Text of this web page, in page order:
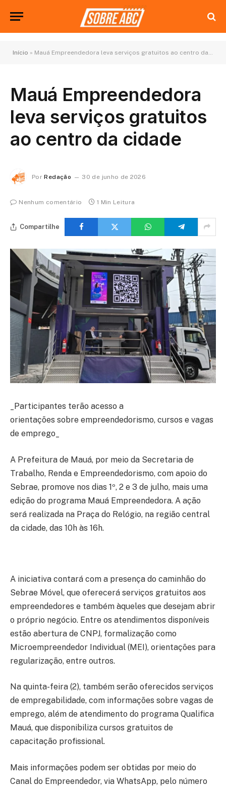
Início » Mauá Empreendedora leva serviços gratuitos ao centro da cidade
Mauá Empreendedora
leva serviços gratuitos
ao centro da cidade
Por Redação 30 de junho de 2026
Nenhum comentário 1 Min Leitura
Compartilhe
_Participantes terão acesso a
orientações sobre empreendedorismo, cursos e vagas
de emprego_
A Prefeitura de Mauá, por meio da Secretaria de
Trabalho, Renda e Empreendedorismo, com apoio do
Sebrae, promove nos dias 1º, 2 e 3 de julho, mais uma
edição do programa Mauá Empreendedora. A ação
será realizada na Praça do Relógio, na região central
da cidade, das 10h às 16h.
A iniciativa contará com a presença do caminhão do
Sebrae Móvel, que oferecerá serviços gratuitos aos
empreendedores e também àqueles que desejam abrir
o próprio negócio. Entre os atendimentos disponíveis
estão abertura de CNPJ, formalização como
Microempreendedor Individual (MEI), orientações para
regularização, entre outros.
Na quinta-feira (2), também serão oferecidos serviços
de empregabilidade, com informações sobre vagas de
emprego, além de atendimento do programa Qualifica
Mauá, que disponibiliza cursos gratuitos de
capacitação profissional.
Mais informações podem ser obtidas por meio do
Canal do Empreendedor, via WhatsApp, pelo número